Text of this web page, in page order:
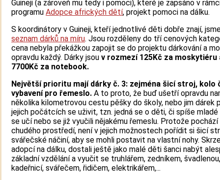
Guineji (a zároveň mu tedy i pomoci), které je zapsáno v
programu Adopce afrických dětí, projekt pomoci na dálku.
S koordinátory v Guineji, kteří jednotlivé děti dobře znají,
seznam dárků na míru. Jsou rozděleny do tří cenových
cena nebyla překážkou zapojit se do projektu dárkování a
opravdu každý. Dárky jsou v rozmezí 125Kč za moskytiéru
7700Kč za notebook.
Největší prioritu mají dárky č. 3: zejména šicí stroj, kolo
vybavení pro řemeslo. A to proto, že buď ušetří opravdu
několika kilometrovou cestu pěšky do školy, nebo jim dárek
jejich počátcích se uživit, tzn. jedná se o děti, či spíše
se učí nebo se již vyučili nějakému řemeslu. Protože pochází
chudého prostředí, není v jejich možnostech pořídit si šicí
svářečské náčiní, aby se mohli postavit na vlastní nohy.
adopcí na dálku, dostali ještě jako malé děti šanci nabýt
základní vzdělání a vyučit se truhlářem, zedníkem, švadlenou,
kadeřnicí, svářečem, řidičem, elektrikářem,...